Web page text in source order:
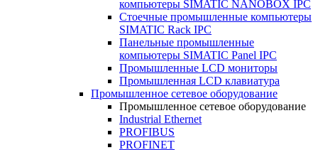
компьютеры SIMATIC NANOBOX IPC
Стоечные промышленные компьютеры
SIMATIC Rack IPC
Панельные промышленные
компьютеры SIMATIC Panel IPC
Промышленные LCD мониторы
Промышленная LCD клавиатура
Промышленное сетевое оборудование
Промышленное сетевое оборудование
Industrial Ethernet
PROFIBUS
PROFINET